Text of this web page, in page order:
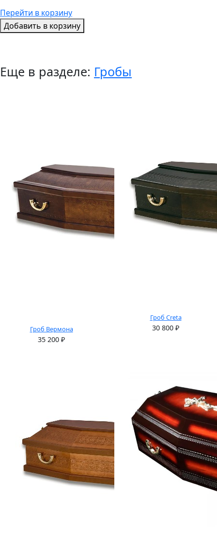
Перейти в корзину
Добавить в корзину
Еще в разделе: Гробы
Гроб Вермона
35 200 ₽
Гроб Creta
30 800 ₽